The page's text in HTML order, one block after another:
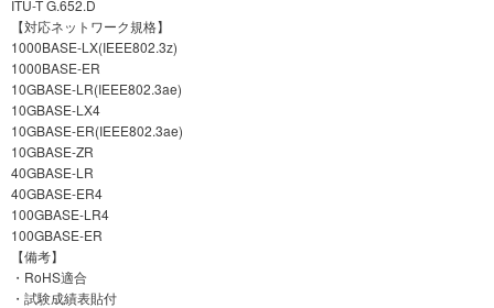
ITU-T G.652.D
【対応ネットワーク規格】
1000BASE-LX(IEEE802.3z)
1000BASE-ER
10GBASE-LR(IEEE802.3ae)
10GBASE-LX4
10GBASE-ER(IEEE802.3ae)
10GBASE-ZR
40GBASE-LR
40GBASE-ER4
100GBASE-LR4
100GBASE-ER
【備考】
・RoHS適合
・試験成績表貼付